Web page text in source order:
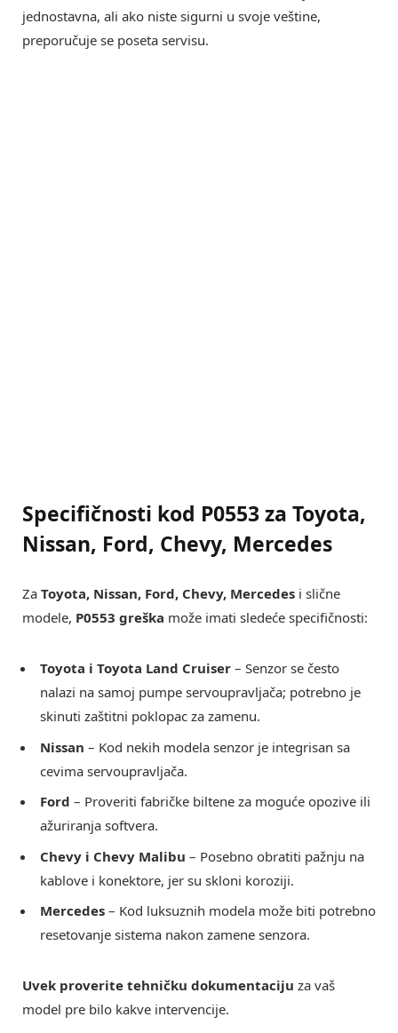
jednostavna, ali ako niste sigurni u svoje veštine,
preporučuje se poseta servisu.
Specifičnosti kod P0553 za Toyota,
Nissan, Ford, Chevy, Mercedes
Za Toyota, Nissan, Ford, Chevy, Mercedes i slične
modele, P0553 greška može imati sledeće specifičnosti:
Toyota i Toyota Land Cruiser – Senzor se često
nalazi na samoj pumpe servoupravljača; potrebno je
skinuti zaštitni poklopac za zamenu.
Nissan – Kod nekih modela senzor je integrisan sa
cevima servoupravljača.
Ford – Proveriti fabričke biltene za moguće opozive ili
ažuriranja softvera.
Chevy i Chevy Malibu – Posebno obratiti pažnju na
kablove i konektore, jer su skloni koroziji.
Mercedes – Kod luksuznih modela može biti potrebno
resetovanje sistema nakon zamene senzora.
Uvek proverite tehničku dokumentaciju za vaš
model pre bilo kakve intervencije.